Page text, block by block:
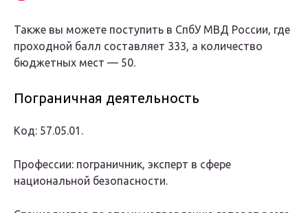
Также вы можете поступить в СпбУ МВД России, где
проходной балл составляет 333, а количество
бюджетных мест — 50.
Пограничная деятельность
Код: 57.05.01.
Профессии: пограничник, эксперт в сфере
национальной безопасности.